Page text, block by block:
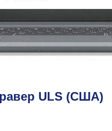
ULS (США)